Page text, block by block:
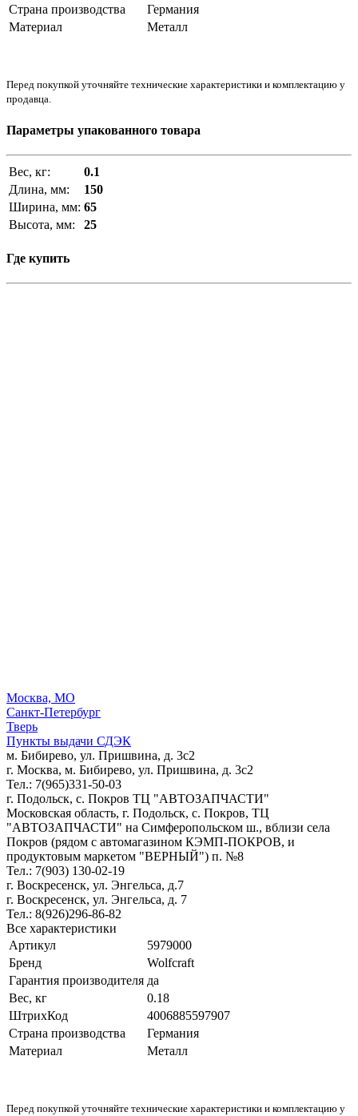
Страна производства
Германия
Материал
Металл
Перед покупкой уточняйте технические характеристики и комплектацию у
продавца.
Параметры упакованного товара
Вес, кг:
0.1
Длина, мм:
150
Ширина, мм: 65
Высота, мм:
25
Где купить
Москва, МО
Санкт-Петербург
Тверь
Пункты выдачи СДЭК
м. Бибирево, ул. Пришвина, д. 3с2
г. Москва, м. Бибирево, ул. Пришвина, д. 3с2
Тел.: 7(965)331-50-03
г. Подольск, c. Покров ТЦ "АВТОЗАПЧАСТИ"
Московская область, г. Подольск, c. Покров, ТЦ
"АВТОЗАПЧАСТИ" на Симферопольском ш., вблизи села
Покров (рядом с автомагазином КЭМП-ПОКРОВ, и
продуктовым маркетом "ВЕРНЫЙ") п. №8
Тел.: 7(903) 130-02-19
г. Воскресенск, ул. Энгельса, д.7
г. Воскресенск, ул. Энгельса, д. 7
Тел.: 8(926)296-86-82
Все характеристики
Артикул
5979000
Бренд
Wolfcraft
Гарантия производителя да
Вес, кг
0.18
ШтрихКод
4006885597907
Страна производства
Германия
Материал
Металл
Перед покупкой уточняйте технические характеристики и комплектацию у